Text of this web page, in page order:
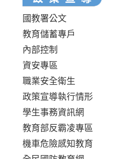
國教署公文
教育儲蓄專戶
內部控制
資安專區
職業安全衛生
政策宣導執行情形
學生事務資訊網
教育部反霸凌專區
機車危險感知教育